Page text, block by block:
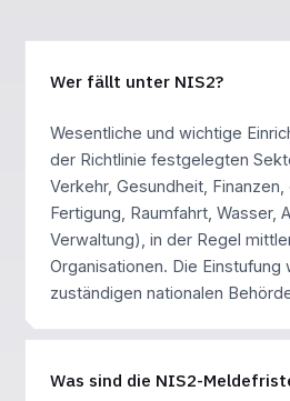
Wer fällt unter NIS2?
Wesentliche und wichtige
der Richtlinie festgelegten
Verkehr, Gesundheit,
Fertigung, Raumfahrt, Wasser,
Verwaltung), in der Regel
Organisationen. Die Einstufung
zuständigen nationalen
Was sind die NIS2-